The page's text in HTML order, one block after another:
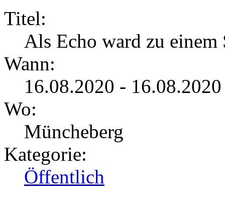
Titel:
Als Echo ward zu einem
Wann:
16.08.2020 -
Wo:
Müncheberg
Kategorie:
Öffentlich